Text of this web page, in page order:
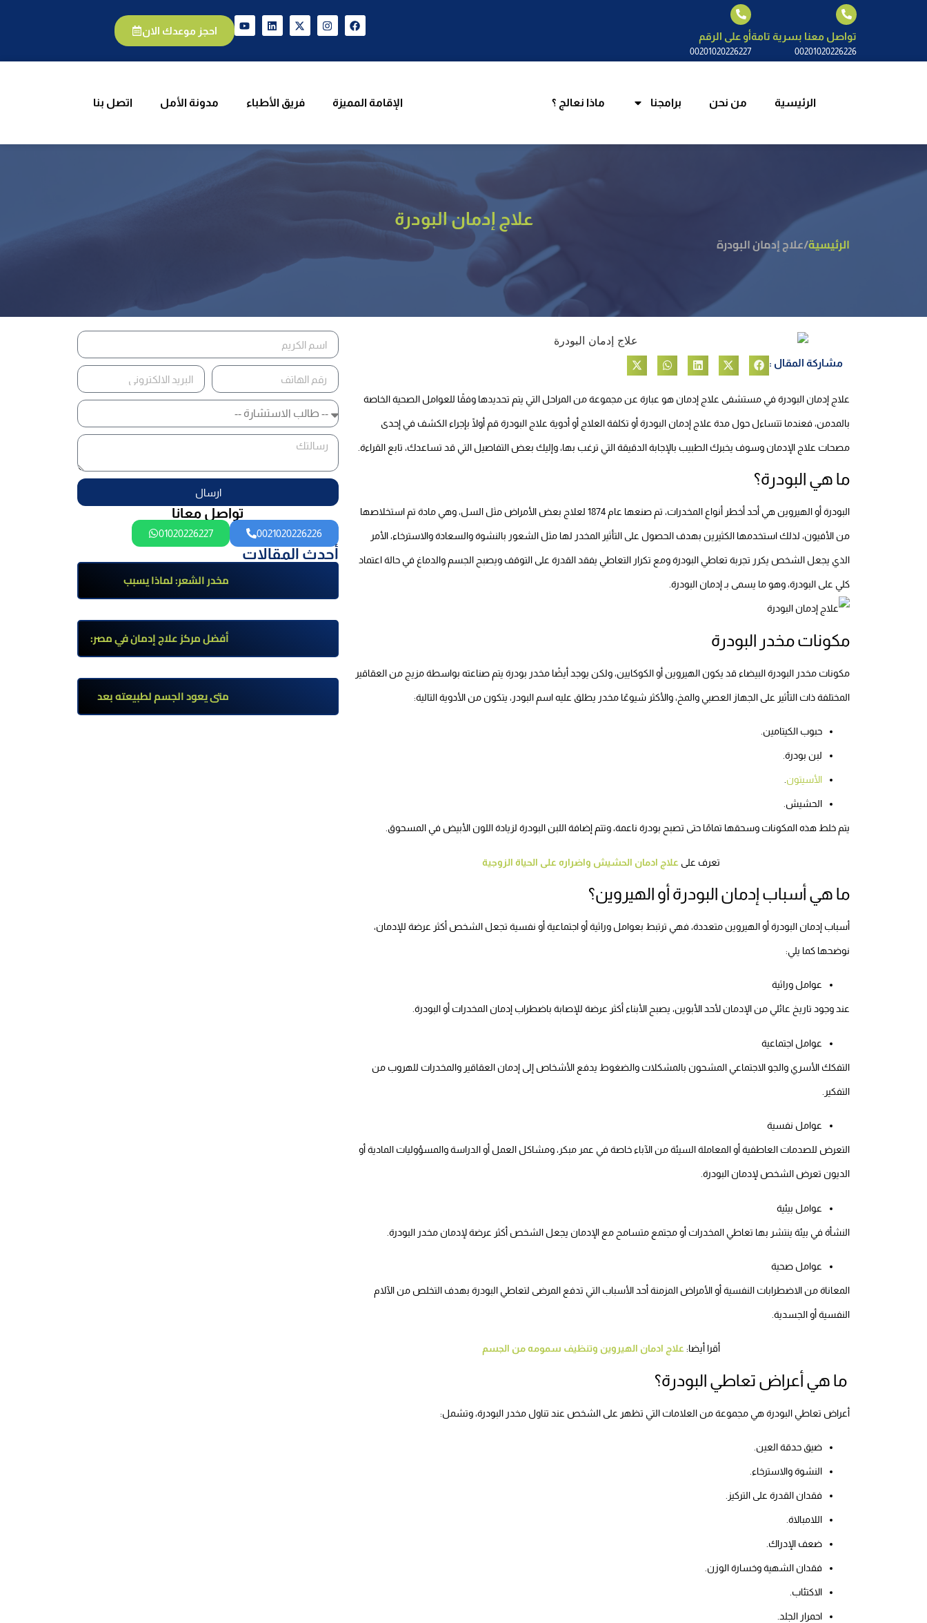
تواصل معنا بسرية تامة
00201020226226
أو على الرقم
00201020226227
احجز موعدك الان
الرئيسية من نحن برامجنا ماذا نعالج ؟ الإقامة المميزة فريق الأطباء مدونة الأمل اتصل بنا
الإقامة المميزة فريق الأطباء مدونة الأمل اتصل بنا
علاج إدمان البودرة
الرئيسية/علاج إدمان البودرة
مشاركة المقال :
علاج إدمان البودرة في مستشفى علاج إدمان هو عبارة عن مجموعة من المراحل التي يتم تحديدها وفقًا للعوامل الصحية الخاصة
بالمدمن، فعندما تتساءل حول مدة علاج إدمان البودرة أو تكلفة العلاج أو أدوية علاج البودرة قم أولًا بإجراء الكشف في إحدى
مصحات علاج الإدمان وسوف يخبرك الطبيب بالإجابة الدقيقة التي ترغب بها، وإليك بعض التفاصيل التي قد تساعدك، تابع القراءة.
ما هي البودرة؟
البودرة أو الهيروين هي أحد أخطر أنواع المخدرات، تم صنعها عام 1874 لعلاج بعض الأمراض مثل السل، وهي مادة تم استخلاصها
من الأفيون، لذلك استخدمها الكثيرين بهدف الحصول على التأثير المخدر لها مثل الشعور بالنشوة والسعادة والاسترخاء، الأمر
الذي يجعل الشخص يكرر تجربة تعاطي البودرة ومع تكرار التعاطي يفقد القدرة على التوقف ويصبح الجسم والدماغ في حالة اعتماد
كلي على البودرة، وهو ما يسمى بـ إدمان البودرة.
مكونات مخدر البودرة
مكونات مخدر البودرة البيضاء قد يكون الهيروين أو الكوكايين، ولكن يوجد أيضًا مخدر بودرة يتم صناعته بواسطة مزيج من العقاقير
المختلفة ذات التأثير على الجهاز العصبي والمخ، والأكثر شيوعًا مخدر يطلق عليه اسم البودر، يتكون من الأدوية التالية:
حبوب الكيتامين.
لبن بودرة.
الأسيتون.
الحشيش.
يتم خلط هذه المكونات وسحقها تمامًا حتى تصبح بودرة ناعمة، وتتم إضافة اللبن البودرة لزيادة اللون الأبيض في المسحوق.
تعرف على علاج ادمان الحشيش واضراره على الحياة الزوجية
ما هي أسباب إدمان البودرة أو الهيروين؟
أسباب إدمان البودرة أو الهيروين متعددة، فهي ترتبط بعوامل وراثية أو اجتماعية أو نفسية تجعل الشخص أكثر عرضة للإدمان،
نوضحها كما يلي:
عوامل وراثية
عند وجود تاريخ عائلي من الإدمان لأحد الأبوين، يصبح الأبناء أكثر عرضة للإصابة باضطراب إدمان المخدرات أو البودرة.
عوامل اجتماعية
التفكك الأسري والجو الاجتماعي المشحون بالمشكلات والضغوط يدفع الأشخاص إلى إدمان العقاقير والمخدرات للهروب من
التفكير.
عوامل نفسية
التعرض للصدمات العاطفية أو المعاملة السيئة من الآباء خاصة في عمر مبكر، ومشاكل العمل أو الدراسة والمسؤوليات المادية أو
الديون تعرض الشخص لإدمان البودرة.
عوامل بيئية
النشأة في بيئة ينتشر بها تعاطي المخدرات أو مجتمع متسامح مع الإدمان يجعل الشخص أكثر عرضة لإدمان مخدر البودرة.
عوامل صحية
المعاناة من الاضطرابات النفسية أو الأمراض المزمنة أحد الأسباب التي تدفع المرضى لتعاطي البودرة بهدف التخلص من الآلام
النفسية أو الجسدية.
أقرا أيضا: علاج ادمان الهيروين وتنظيف سمومه من الجسم
ما هي أعراض تعاطي البودرة؟
أعراض تعاطي البودرة هي مجموعة من العلامات التي تظهر على الشخص عند تناول مخدر البودرة، وتشمل:
ضيق حدقة العين.
النشوة والاسترخاء.
فقدان القدرة على التركيز.
اللامبالاة.
ضعف الإدراك.
فقدان الشهية وخسارة الوزن.
الاكتئاب.
احمرار الجلد.
ارسال
تواصل معانا
0021020226226
01020226227
أحدث المقالات
مخدر الشعر: لماذا يسبب
الإدمان؟ تعرف على أضراره
وأعراضه وطرق العلاج
أفضل مركز علاج إدمان في مصر:
برامج علاج معتمدة وتعافي آمن
تحت إشراف طبي
متى يعود الجسم لطبيعته بعد
ترك مخدر الآيس؟ مراحل التعافي